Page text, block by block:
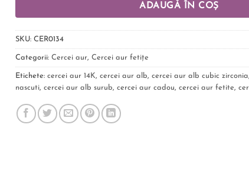
ADAUGĂ ÎN COȘ
SKU: CER0134
Categorii: Cercei aur Cercei aur fetițe
Etichete: cercei aur 14K cercei aur alb cercei aur alb cubic zirconia
nascuti cercei aur alb surub cercei aur cadou cercei aur fetite